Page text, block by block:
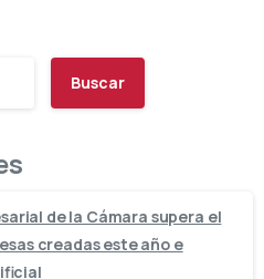
Buscar
de la Cámara supera el
creadas este año e